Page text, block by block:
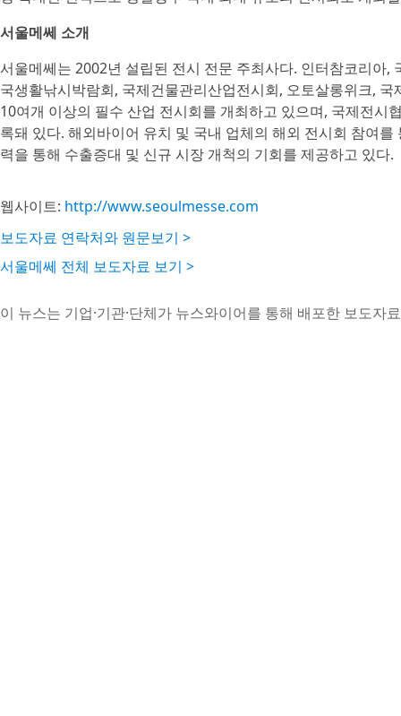
서울메쎄 소개
서울메쎄는 2002년 설립된 전시 전문 주최사다. 인터참코리아
국생활낚시박람회, 국제건물관리산업전시회, 오토살롱위크,
10여개 이상의 필수 산업 전시회를 개최하고 있으며, 국제전시
록돼 있다. 해외바이어 유치 및 국내 업체의 해외 전시회 참여
력을 통해 수출증대 및 신규 시장 개척의 기회를 제공하고 있다.
웹사이트: http://www.seoulmesse.com
보도자료 연락처와 원문보기 >
서울메쎄 전체 보도자료 보기 >
이 뉴스는 기업·기관·단체가 뉴스와이어를 통해 배포한 보도자